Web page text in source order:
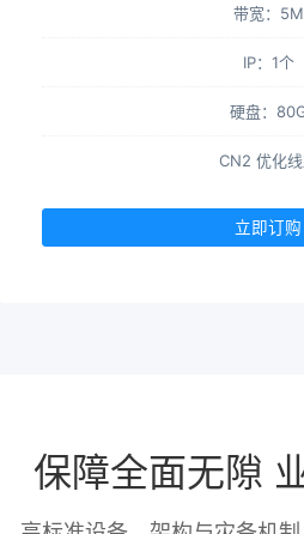
带宽：5M
IP：1个
硬盘：
CN2 优化
立即订购
保障全面无隙